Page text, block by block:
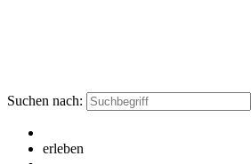
Suchen nach:
erleben